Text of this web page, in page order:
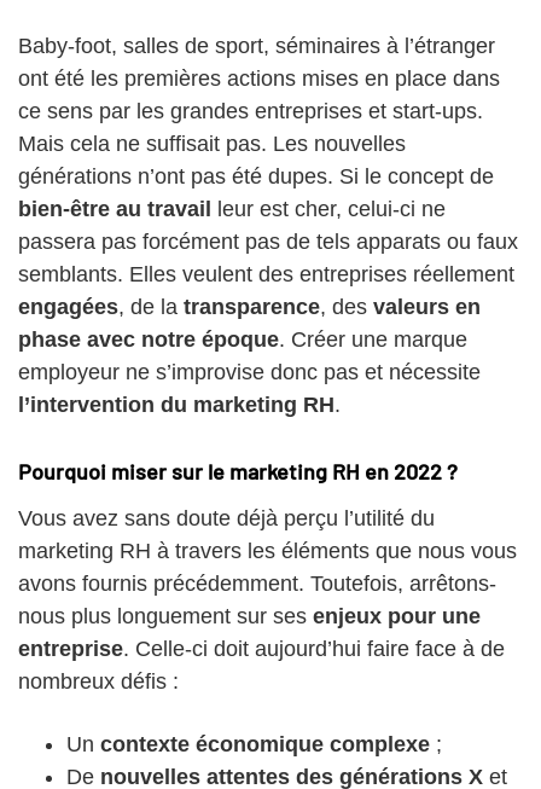
Baby-foot, salles de sport, séminaires à l’étranger
ont été les premières actions mises en place dans
ce sens par les grandes entreprises et start-ups.
Mais cela ne suffisait pas. Les nouvelles
générations n’ont pas été dupes. Si le concept de
bien-être au travail leur est cher, celui-ci ne
passera pas forcément pas de tels apparats ou faux
semblants. Elles veulent des entreprises réellement
engagées, de la transparence, des valeurs en
phase avec notre époque. Créer une marque
employeur ne s’improvise donc pas et nécessite
l’intervention du marketing RH.
Pourquoi miser sur le marketing RH en 2022 ?
Vous avez sans doute déjà perçu l’utilité du
marketing RH à travers les éléments que nous vous
avons fournis précédemment. Toutefois, arrêtons-
nous plus longuement sur ses enjeux pour une
entreprise. Celle-ci doit aujourd’hui faire face à de
nombreux défis :
Un contexte économique complexe ;
De nouvelles attentes des générations X et